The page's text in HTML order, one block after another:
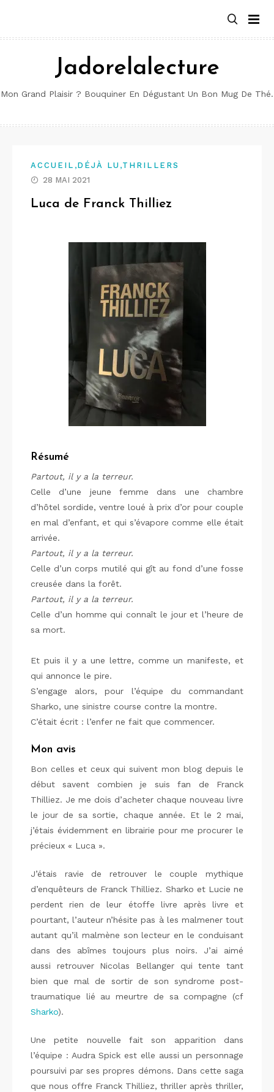
contenu
Jadorelalecture
Mon Grand Plaisir ? Bouquiner En Dégustant Un Bon Mug De Thé.
ACCUEIL ,DÉJÀ LU ,THRILLERS
28 MAI 2021
Luca de Franck Thilliez
Résumé
Partout, il y a la terreur.
Celle d’une jeune femme dans une chambre
d’hôtel sordide, ventre loué à prix d’or pour couple
en mal d’enfant, et qui s’évapore comme elle était
arrivée.
Partout, il y a la terreur.
Celle d’un corps mutilé qui gît au fond d’une fosse
creusée dans la forêt.
Partout, il y a la terreur.
Celle d’un homme qui connaît le jour et l’heure de
sa mort.
Et puis il y a une lettre, comme un manifeste, et
qui annonce le pire.
S’engage alors, pour l’équipe du commandant
Sharko, une sinistre course contre la montre.
C’était écrit : l’enfer ne fait que commencer.
Mon avis
Bon celles et ceux qui suivent mon blog depuis le
début savent combien je suis fan de Franck
Thilliez. Je me dois d’acheter chaque nouveau livre
le jour de sa sortie, chaque année. Et le 2 mai,
j’étais évidemment en librairie pour me procurer le
précieux « Luca ».
J’étais ravie de retrouver le couple mythique
d’enquêteurs de Franck Thilliez. Sharko et Lucie ne
perdent rien de leur étoffe livre après livre et
pourtant, l’auteur n’hésite pas à les malmener tout
autant qu’il malmène son lecteur en le conduisant
dans des abîmes toujours plus noirs. J’ai aimé
aussi retrouver Nicolas Bellanger qui tente tant
bien que mal de sortir de son syndrome post-
traumatique lié au meurtre de sa compagne (cf
Sharko).
Une petite nouvelle fait son apparition dans
l’équipe : Audra Spick est elle aussi un personnage
poursuivi par ses propres démons. Dans cette saga
que nous offre Franck Thilliez, thriller après thriller,